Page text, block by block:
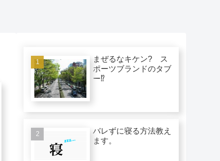
まぜるなキケン? ス
ポーツブランドのタブ
ー⁉︎
バレずに寝る方法教え
ます。